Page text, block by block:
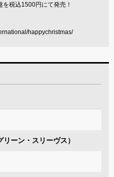
税込1500円にて発売！
happychristmas/
ーン・スリーヴス）